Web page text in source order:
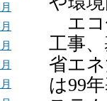
エコ
工事
省エ
は99